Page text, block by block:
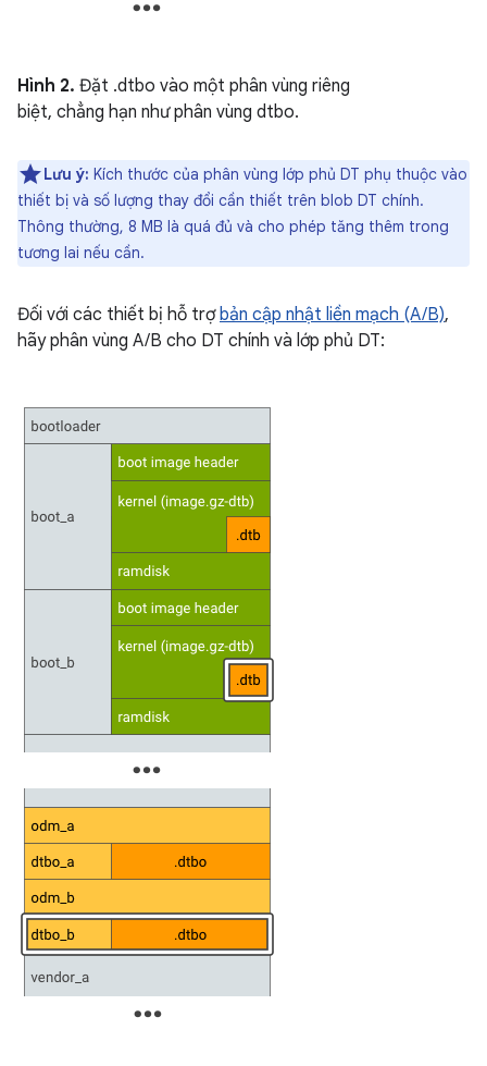
Hình 2. Đặt .dtbo vào một phân vùng riêng
biệt, chẳng hạn như phân vùng dtbo.
Lưu ý: Kích thước của phân vùng lớp phủ DT phụ thuộc vào
thiết bị và số lượng thay đổi cần thiết trên blob DT chính.
Thông thường, 8 MB là quá đủ và cho phép tăng thêm trong
tương lai nếu cần.
Đối với các thiết bị hỗ trợbản cập nhật liền mạch (A/B),
hãy phân vùng A/B cho DT chính và lớp phủ DT: